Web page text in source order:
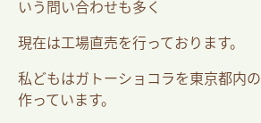
いう問い合わせも多く
現在は工場直売を行っております。
私どもはガトーショコラを東京都内
作っています。